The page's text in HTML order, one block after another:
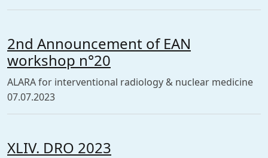
2nd Announcement of EAN
workshop n°20
ALARA for interventional radiology & nuclear medicine
07.07.2023
XLIV. DRO 2023